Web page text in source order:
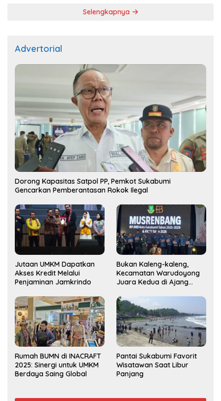
Selengkapnya
Advertorial
Dorong Kapasitas Satpol PP, Pemkot Sukabumi
Gencarkan Pemberantasan Rokok Ilegal
Jutaan UMKM Dapatkan
Akses Kredit Melalui
Penjaminan Jamkrindo
Bukan Kaleng-kaleng,
Kecamatan Warudoyong
Juara Kedua di Ajang
2025
Rumah BUMN di INACRAFT
2025: Sinergi untuk UMKM
Berdaya Saing Global
Pantai Sukabumi Favorit
Wisatawan Saat Libur
Panjang